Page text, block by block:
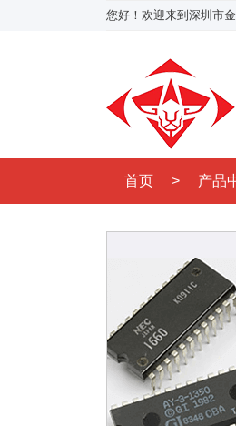
您好！欢迎来到深圳市
首页 > 产品